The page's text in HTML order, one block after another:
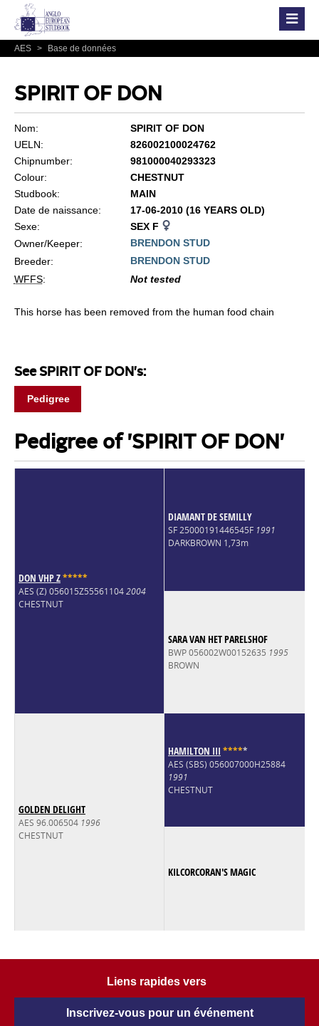
AES > Base de données
SPIRIT OF DON
Nom:
SPIRIT OF DON
UELN:
826002100024762
Chipnumber:
981000040293323
Colour:
CHESTNUT
Studbook:
MAIN
Date de naissance:
17-06-2010 (16 YEARS OLD)
Sexe:
SEX F
Owner/Keeper:
BRENDON STUD
Breeder:
BRENDON STUD
WFFS: Not tested
This horse has been removed from the human food chain
See SPIRIT OF DON's:
Pedigree
Pedigree of 'SPIRIT OF DON'
DON VHP Z*****
AES (Z) 056015Z555611042004
CHESTNUT
DIAMANT DE SEMILLY
SF 25000191446545F 1991
DARKBROWN 1,73m
SARA VAN HET PARELSHOF
BWP 056002W00152635 1995
BROWN
GOLDEN DELIGHT
AES 96.006504 1996
CHESTNUT
HAMILTON III *****
AES (SBS) 056007000H25884
1991
CHESTNUT
KILCORCORAN'S MAGIC
Liens rapides vers
Inscrivez-vous pour un événement